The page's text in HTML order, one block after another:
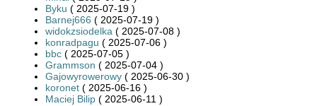
Byku ( 2025-07-19 )
Barnej666 ( 2025-07-19 )
widokzsiodelka ( 2025-07-08 )
konradpagu ( 2025-07-06 )
bbc ( 2025-07-05 )
Grammson ( 2025-07-04 )
Gajowyrowerowy ( 2025-06-30 )
koronet ( 2025-06-16 )
Maciej Bilip ( 2025-06-11 )